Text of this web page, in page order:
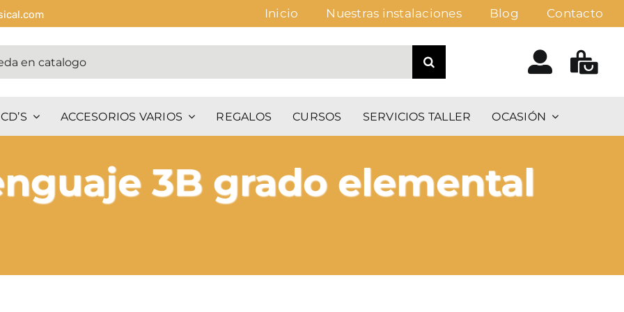
Inicio Nuestras instalaciones Blog Contacto
ACCESORIOS VARIOS REGALOS CURSOS SERVICIOS TALLER OCASIÓN
3B grado elemental